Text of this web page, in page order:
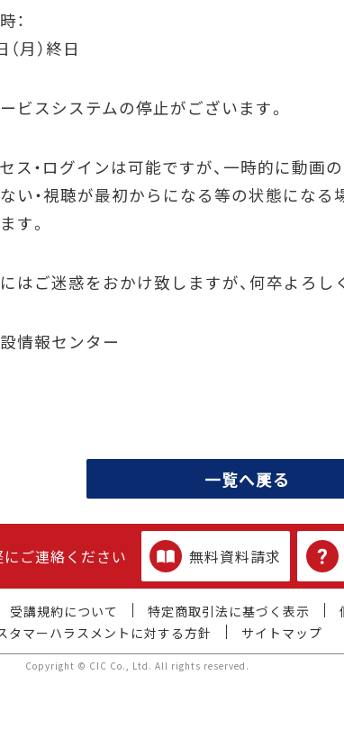
：
月）終日
ビスシステムの停止がございます。
ス・ログインは可能ですが、一時的に動画
い・視聴が最初からになる等の状態にな
す。
はご迷惑をおかけ致しますが、何卒よろし
情報センター
一覧へ戻る
にご連絡ください 無料資料請求
受講規約について 特定商取引法に基づく表示
タマーハラスメントに対する方針
サイトマップ
Copyright © CIC Co., Ltd. All rights reserved.